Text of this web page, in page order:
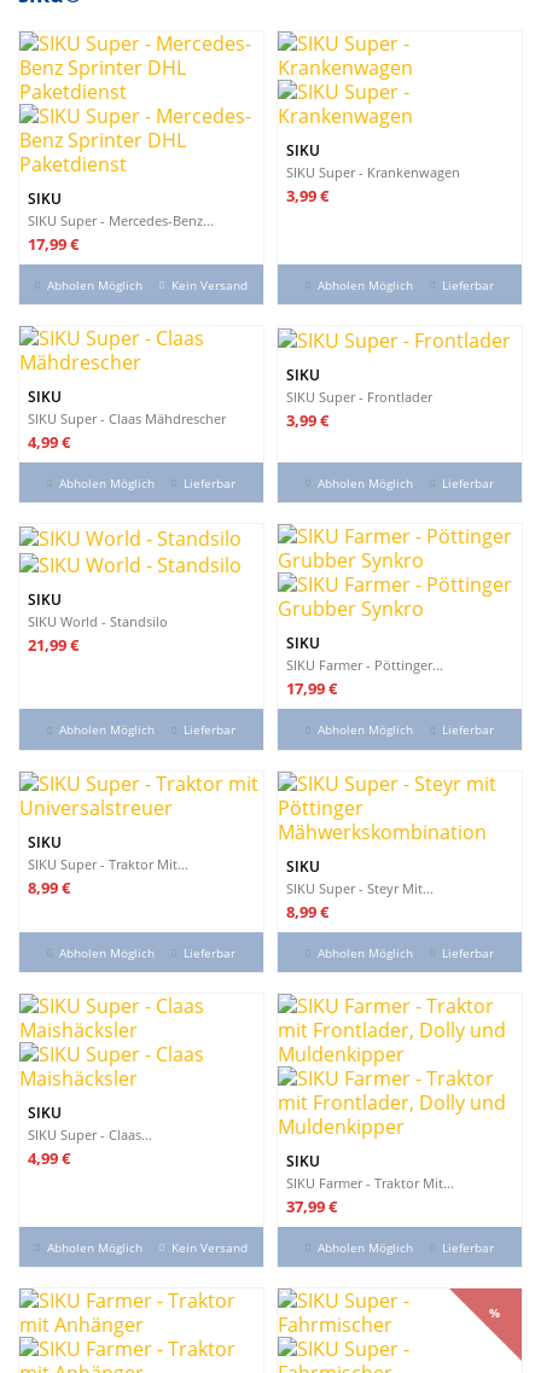
HERSTELLERMARKE
AB ALTER
BIS ALTER
PREIS
REDUZIERTE ARTIKEL 21
SIKU
SIKU Super - Mercedes-Benz...
Preis
17,99 €
Abholen Möglich Kein Versand
SIKU
SIKU Super - Krankenwagen
Preis
3,99 €
Abholen Möglich Lieferbar
SIKU
SIKU Super - Claas Mähdrescher
Preis
4,99 €
Abholen Möglich Lieferbar
SIKU
SIKU Super - Frontlader
Preis
3,99 €
Abholen Möglich Lieferbar
SIKU
SIKU World - Standsilo
Preis
21,99 €
Abholen Möglich Lieferbar
SIKU
SIKU Farmer - Pöttinger...
Preis
17,99 €
Abholen Möglich Lieferbar
SIKU
SIKU Super - Traktor Mit...
Preis
8,99 €
Abholen Möglich Lieferbar
SIKU
SIKU Super - Steyr Mit...
Preis
8,99 €
Abholen Möglich Lieferbar
SIKU
SIKU Super - Claas...
Preis
4,99 €
Abholen Möglich Kein Versand
SIKU
SIKU Farmer - Traktor Mit...
Preis
37,99 €
Abholen Möglich Lieferbar
%
%